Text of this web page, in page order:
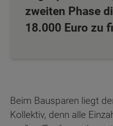
zweiten Phase
18.000 Euro zu
Beim Bausparen liegt
Kollektiv, denn alle